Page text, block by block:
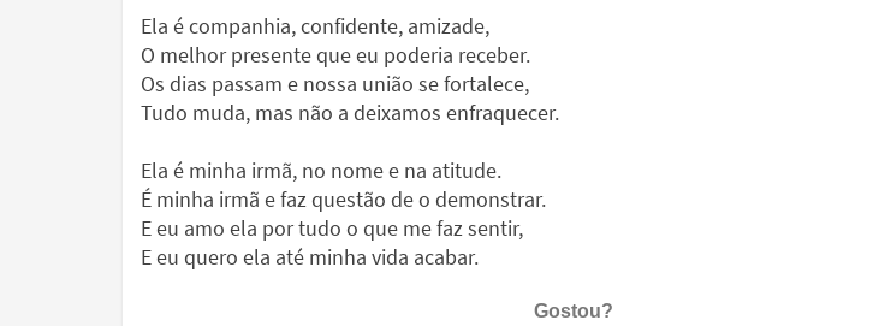
Ela é companhia, confidente, amizade,
O melhor presente que eu poderia receber.
Os dias passam e nossa união se fortalece,
Tudo muda, mas não a deixamos enfraquecer.
Ela é minha irmã, no nome e na atitude.
É minha irmã e faz questão de o demonstrar.
E eu amo ela por tudo o que me faz sentir,
E eu quero ela até minha vida acabar.
Gostou?